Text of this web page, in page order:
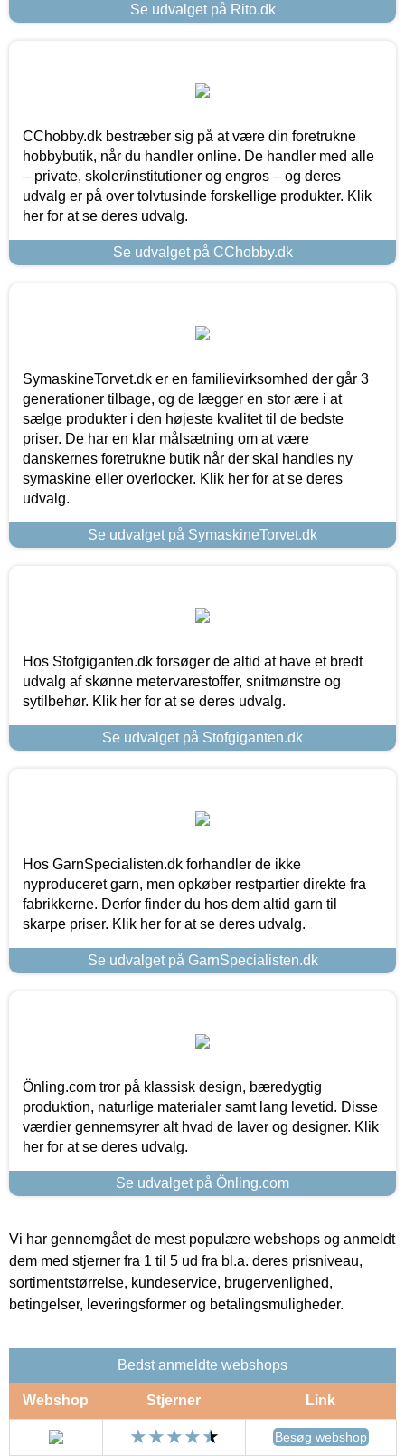
Se udvalget på Rito.dk
CChobby.dk bestræber sig på at være din foretrukne
hobbybutik, når du handler online. De handler med alle
– private, skoler/institutioner og engros – og deres
udvalg er på over tolvtusinde forskellige produkter. Klik
her for at se deres udvalg.
Se udvalget på CChobby.dk
SymaskineTorvet.dk er en familievirksomhed der går 3
generationer tilbage, og de lægger en stor ære i at
sælge produkter i den højeste kvalitet til de bedste
priser. De har en klar målsætning om at være
danskernes foretrukne butik når der skal handles ny
symaskine eller overlocker. Klik her for at se deres
udvalg.
Se udvalget på SymaskineTorvet.dk
Hos Stofgiganten.dk forsøger de altid at have et bredt
udvalg af skønne metervarestoffer, snitmønstre og
sytilbehør. Klik her for at se deres udvalg.
Se udvalget på Stofgiganten.dk
Hos GarnSpecialisten.dk forhandler de ikke
nyproduceret garn, men opkøber restpartier direkte fra
fabrikkerne. Derfor finder du hos dem altid garn til
skarpe priser. Klik her for at se deres udvalg.
Se udvalget på GarnSpecialisten.dk
Önling.com tror på klassisk design, bæredygtig
produktion, naturlige materialer samt lang levetid. Disse
værdier gennemsyrer alt hvad de laver og designer. Klik
her for at se deres udvalg.
Se udvalget på Önling.com
Vi har gennemgået de mest populære webshops og anmeldt
dem med stjerner fra 1 til 5 ud fra bl.a. deres prisniveau,
sortimentstørrelse, kundeservice, brugervenlighed,
betingelser, leveringsformer og betalingsmuligheder.
Bedst anmeldte webshops
Webshop Stjerner Link
Besøg webshop